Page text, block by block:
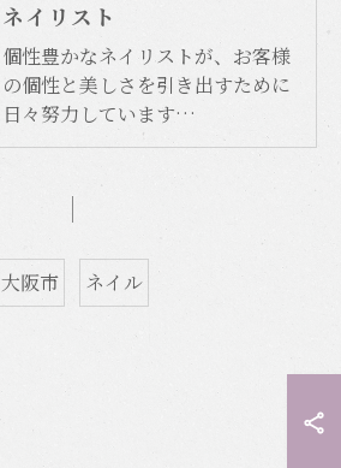
ネイリスト
個性豊かなネイリストが、お客様
の個性と美しさを引き出すために
日々努力しています…
大阪市 ネイル